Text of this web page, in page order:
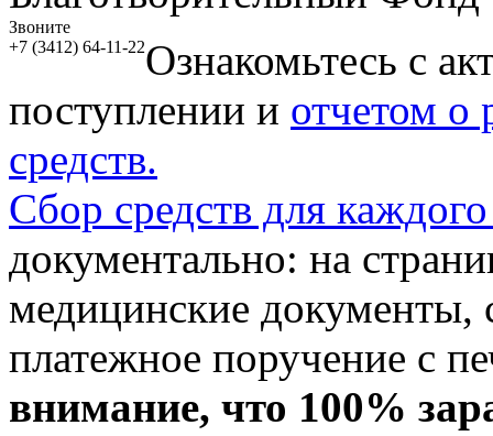
Звоните
+7 (3412) 64-11-22Ознакомьтесь с
поступлении и отчетом о
средств.
Сбор средств для
документально: на
медицинские документы,
платежное поручение с
внимание, что 100%